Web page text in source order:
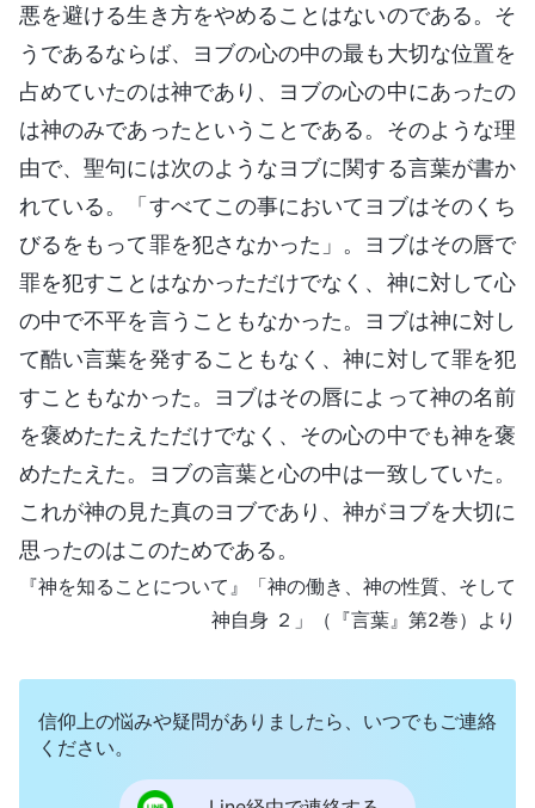
悪を避ける生き方をやめることはないのである。そ
うであるならば、ヨブの心の中の最も大切な位置を
占めていたのは神であり、ヨブの心の中にあったの
は神のみであったということである。そのような理
由で、聖句には次のようなヨブに関する言葉が書か
れている。「すべてこの事においてヨブはそのくち
びるをもって罪を犯さなかった」。ヨブはその唇で
罪を犯すことはなかっただけでなく、神に対して心
の中で不平を言うこともなかった。ヨブは神に対し
て酷い言葉を発することもなく、神に対して罪を犯
すこともなかった。ヨブはその唇によって神の名前
を褒めたたえただけでなく、その心の中でも神を褒
めたたえた。ヨブの言葉と心の中は一致していた。
これが神の見た真のヨブであり、神がヨブを大切に
思ったのはこのためである。
『神を知ることについて』「神の働き、神の性質、そして
神自身 ２」（『言葉』第2巻）より
信仰上の悩みや疑問がありましたら、いつでもご連絡
ください。